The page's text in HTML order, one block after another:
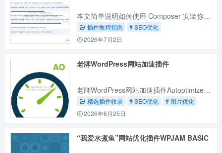
本文简单说明如何使用 Composer 安装你的 WordPress 版 Yoast SEO 插件，共有三个简单的步骤。
插件教程指南
# SEO优化
2026年7月2日
老牌WordPress网站加速插件
老牌WordPress网站加速插件Autoptimize，提供了一个简洁轻量优化网站JS、CSS和HTML代码的选择。
精选插件收录 # SEO优化
# 图片优化
2026年6月25日
“我爱水煮鱼”网站优化插件WPJAM BASIC